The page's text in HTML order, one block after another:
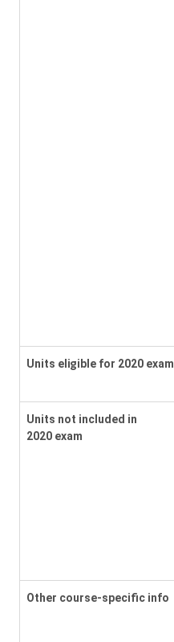
Units eligible for 2020 exam
Units not included in
2020 exam
Other course-specific info